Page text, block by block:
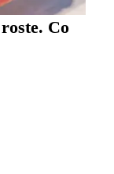
Co